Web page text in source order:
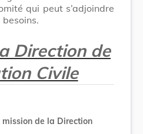
qui peut s’adjoindre
Direction de
Civile
de la Direction